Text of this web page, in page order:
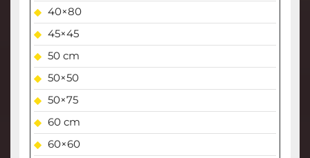
40×80
45×45
50 cm
50×50
50×75
60 cm
60×60